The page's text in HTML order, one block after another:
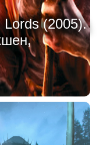
Lords (2005).